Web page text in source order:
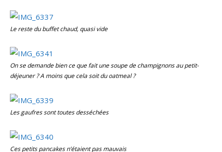
Le reste du buffet chaud, quasi vide
On se demande bien ce que fait une soupe de champignons au petit-
déjeuner ? A moins que cela soit du oatmeal ?
Les gaufres sont toutes desséchées
Ces petits pancakes n’étaient pas mauvais